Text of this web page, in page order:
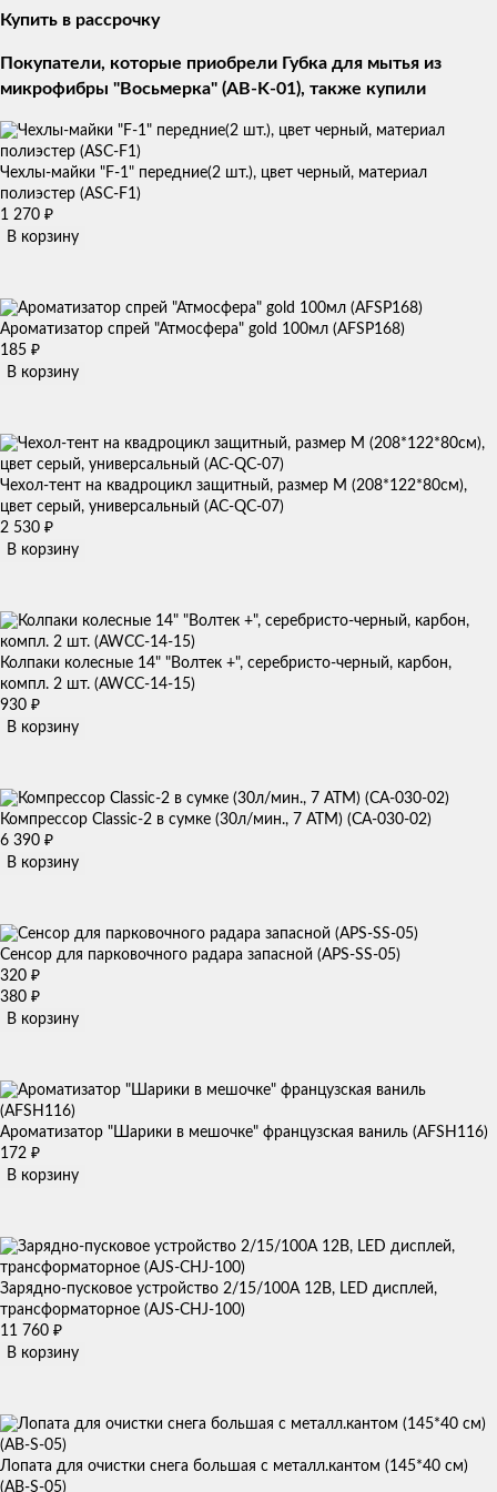
Купить в рассрочку
Покупатели, которые приобрели Губка для мытья из
микрофибры "Восьмерка" (AB-K-01), также купили
Чехлы-майки "F-1" передние(2 шт.), цвет черный, материал
полиэстер (ASC-F1)
1 270 ₽
В корзину
Ароматизатор спрей "Атмосфера" gold 100мл (AFSP168)
185 ₽
В корзину
Чехол-тент на квадроцикл защитный, размер М (208*122*80см),
цвет серый, универсальный (AC-QC-07)
2 530 ₽
В корзину
Колпаки колесные 14" "Волтек +", серебристо-черный, карбон,
компл. 2 шт. (AWCC-14-15)
930 ₽
В корзину
Компрессор Classic-2 в сумке (30л/мин., 7 АТМ) (CA-030-02)
6 390 ₽
В корзину
Сенсор для парковочного радара запасной (APS-SS-05)
320 ₽
380 ₽
В корзину
Ароматизатор "Шарики в мешочке" французская ваниль (AFSH116)
172 ₽
В корзину
Зарядно-пусковое устройство 2/15/100А 12В, LED дисплей,
трансформаторное (AJS-CHJ-100)
11 760 ₽
В корзину
Лопата для очистки снега большая с металл.кантом (145*40 см)
(AB-S-05)